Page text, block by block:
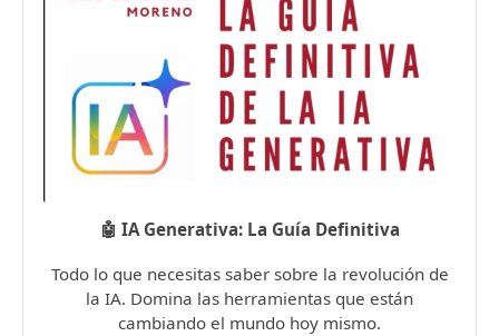
🤖 IA Generativa: La Guía Definitiva
Todo lo que necesitas saber sobre la revolución de
la IA. Domina las herramientas que están
cambiando el mundo hoy mismo.